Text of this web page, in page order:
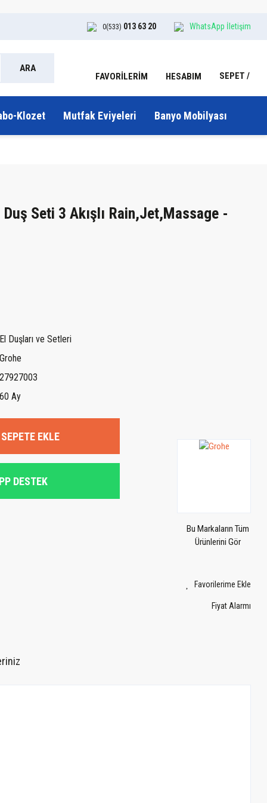
0(533) 013 63 20 WhatsApp İletişim
ARA
FAVORİLERİM HESABIM SEPET
Klozet Mutfak Eviyeleri Banyo Mobilyası
Seti 3 Akışlı Rain,Jet,Massage -
El Duşları ve Setleri
Grohe
27927003
60 Ay
SEPETE EKLE
DESTEK
Bu Markaların Tüm
Ürünlerini Gör
Fiyat Alarmı